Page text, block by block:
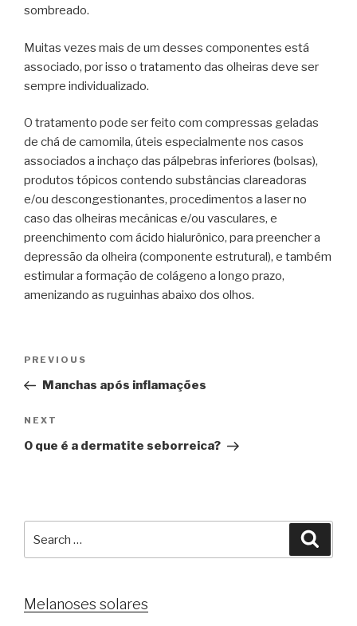
sombreado.
Muitas vezes mais de um desses componentes está
associado, por isso o tratamento das olheiras deve ser
sempre individualizado.
O tratamento pode ser feito com compressas geladas
de chá de camomila, úteis especialmente nos casos
associados a inchaço das pálpebras inferiores (bolsas),
produtos tópicos contendo substâncias clareadoras
e/ou descongestionantes, procedimentos a laser no
caso das olheiras mecânicas e/ou vasculares, e
preenchimento com ácido hialurônico, para preencher a
depressão da olheira (componente estrutural), e também
estimular a formação de colágeno a longo prazo,
amenizando as ruguinhas abaixo dos olhos.
Post
Previous
Post
PREVIOUS
Manchas após inflamações
Next
Post
NEXT
O que é a dermatite seborreica?
Melanoses solares